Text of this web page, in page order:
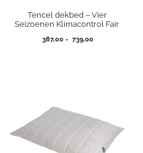
Tencel dekbed – Vier
Seizoenen Klimacontrol Fair
387,00 - 739,00Prijsklasse: